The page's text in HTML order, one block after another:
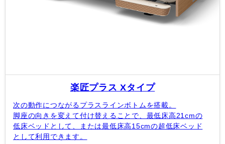
楽匠プラス Xタイプ
次の動作につながるプラスラインボトムを搭載。
脚座の向きを変えて付け替えることで、最低床高21cmの
低床ベッドとして、または最低床高15cmの超低床ベッド
として利用できます。